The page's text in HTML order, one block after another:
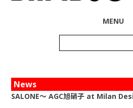
MENU
索:
News
SALONE〜 AGC旭硝子 at Milan